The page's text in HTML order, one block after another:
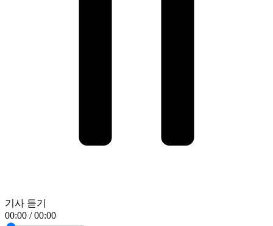
기사 듣기
00:00 / 00:00